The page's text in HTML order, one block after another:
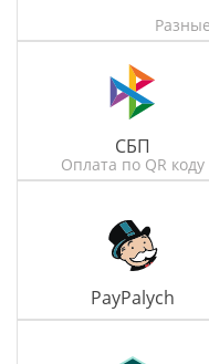
СБП
Оплата по QR коду
PayPalych